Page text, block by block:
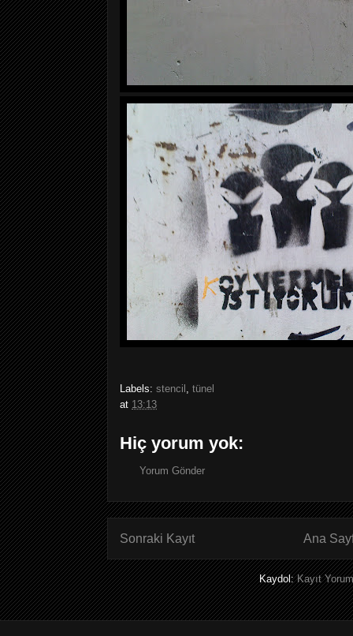
Labels: stencil tünel
at 13:13
Hiç yorum yok:
Yorum Gönder
Sonraki Kayıt Ana
Kaydol:Kayıt